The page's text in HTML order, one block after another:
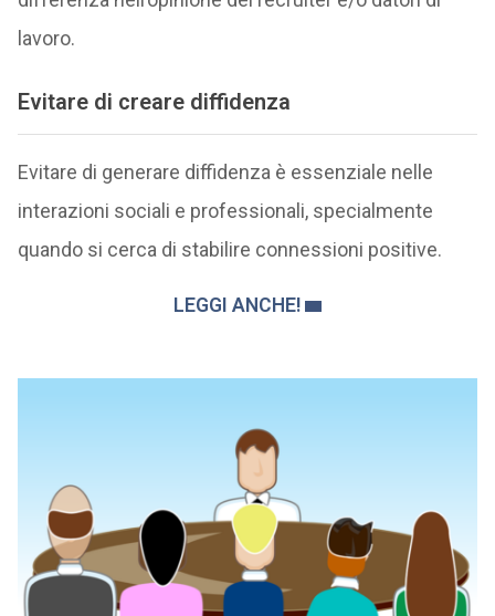
lavoro.
Evitare di creare diffidenza
Evitare di generare diffidenza è essenziale nelle
interazioni sociali e professionali, specialmente
quando si cerca di stabilire connessioni positive.
LEGGI ANCHE!